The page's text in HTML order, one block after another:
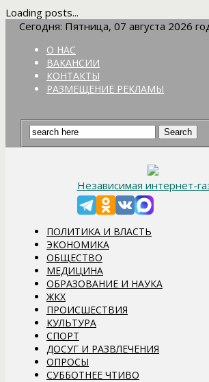
Loading posts...
Сегодня: Пятница, 07 августа 2026
О НАС
ВАКАНСИИ
КОНТАКТЫ
РАЗМЕЩЕНИЕ РЕКЛАМЫ
Независимая интернет-
ПОЛИТИКА И ВЛАСТЬ
ЭКОНОМИКА
ОБЩЕСТВО
МЕДИЦИНА
ОБРАЗОВАНИЕ И НАУКА
ЖКХ
ПРОИСШЕСТВИЯ
КУЛЬТУРА
СПОРТ
ДОСУГ И РАЗВЛЕЧЕНИЯ
ОПРОСЫ
СУББОТНЕЕ ЧТИВО